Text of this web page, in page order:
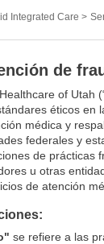
Integrated Care >
de
of Utah
éticos en
médica y
federales y
de prácticas
u otras
de atención
se refiere a las